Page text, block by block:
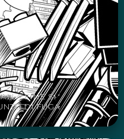
FINE SI
DI FUGA